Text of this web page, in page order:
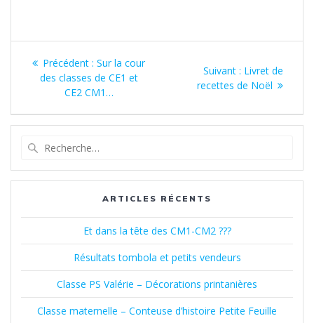
Navigation
l’article
Précédent : Article
précédent
:
Sur la cour
des classes de CE1 et
CE2 CM1…
Suivant : Article
suivant
Livret de
recettes de Noël
:
ARTICLES RÉCENTS
Et dans la tête des CM1-CM2 ???
Résultats tombola et petits vendeurs
Classe PS Valérie – Décorations printanières
Classe maternelle – Conteuse d’histoire Petite Feuille